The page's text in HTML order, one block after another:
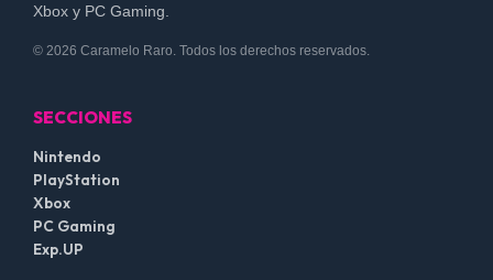
Xbox y PC Gaming.
© 2026 Caramelo Raro. Todos los derechos reservados.
SECCIONES
Nintendo
PlayStation
Xbox
PC Gaming
Exp.UP